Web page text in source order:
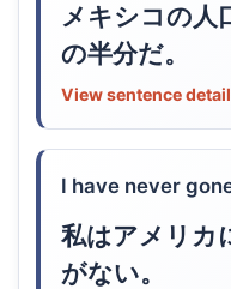
メキシコの人
の半分だ。
View sentence
I have never
私はアメリカ
がない。